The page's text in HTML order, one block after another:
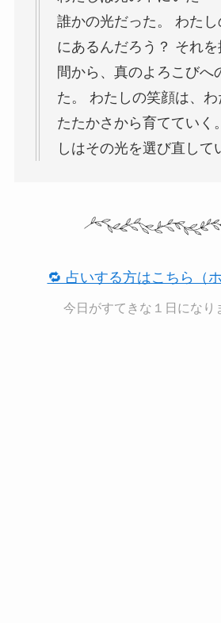
誰かの光だった。 わたし
にあるんだろう？ それ
間から、真のよろこびへ
た。 わたしの笑顔は、
たたかさから育てていく
しはその光を選び直して
🔁 占いする方はこちら（
今日がすてきな１日になり